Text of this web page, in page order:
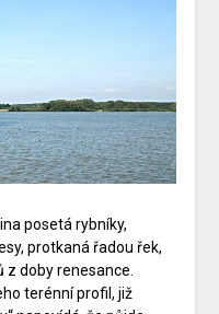
posetá rybníky,
protkaná řadou řek,
doby renesance.
terénní profil, již